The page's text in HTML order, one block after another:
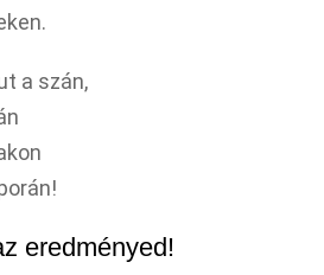
a szán,
eredményed!